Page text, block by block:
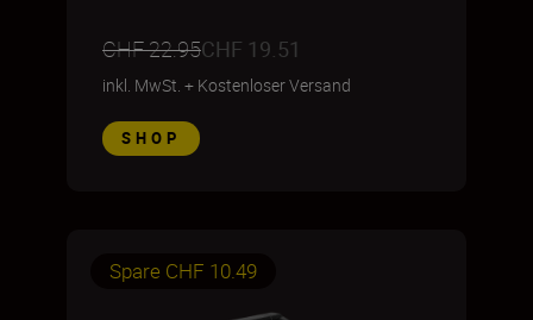
CHF 22.95CHF 19.51
inkl. MwSt. + Kostenloser Versand
SHOP
Spare CHF 10.49